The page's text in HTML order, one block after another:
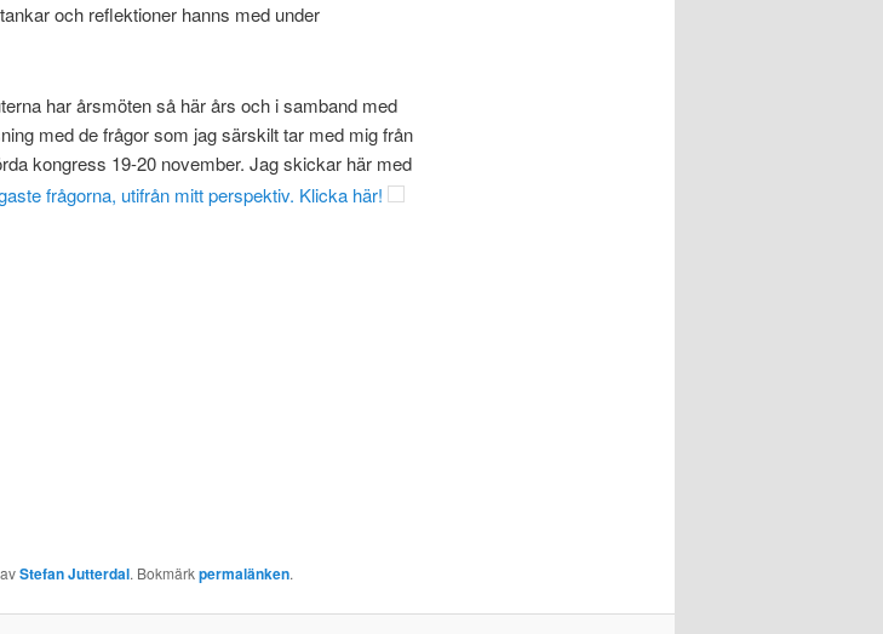
och reflektioner hanns med under
har årsmöten så här års och i samband med
med de frågor som jag särskilt tar med mig från
kongress 19-20 november. Jag skickar här med
frågorna, utifrån mitt perspektiv. Klicka här!
Stefan Jutterdal. Bokmärkpermalänken.